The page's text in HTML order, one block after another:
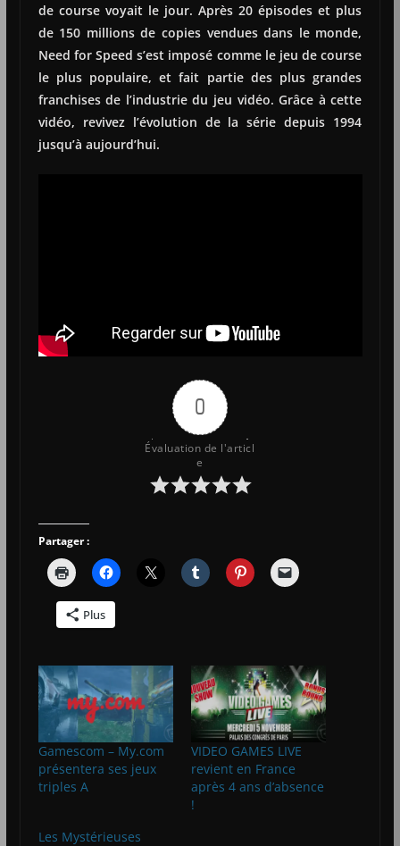
de course voyait le jour. Après 20 épisodes et plus
de 150 millions de copies vendues dans le monde,
Need for Speed s’est imposé comme le jeu de course
le plus populaire, et fait partie des plus grandes
franchises de l’industrie du jeu vidéo. Grâce à cette
vidéo, revivez l’évolution de la série depuis 1994
jusqu’à aujourd’hui.
0
Évaluation de l'articl
e
Partager :
Plus
Gamescom – My.com
présentera ses jeux
triples A
VIDEO GAMES LIVE
revient en France
après 4 ans d’absence
!
Les Mystérieuses